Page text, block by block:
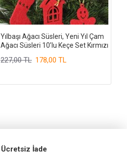
Yılbaşı Ağacı Süsleri, Yeni Yıl Çam
Ağacı Süsleri 10’lu Keçe Set Kırmızı
178,00 TL
227,00 TL
Ücretsiz İade